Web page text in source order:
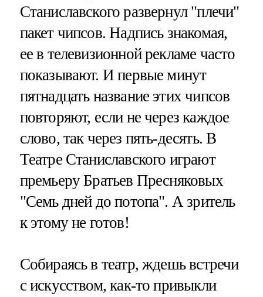
Станиславского развернул "плечи"
пакет чипсов. Надпись знакомая,
ее в телевизионной рекламе часто
показывают. И первые минут
пятнадцать название этих чипсов
повторяют, если не через каждое
слово, так через пять-десять. В
Театре Станиславского играют
премьеру Братьев Пресняковых
"Семь дней до потопа". А зритель
к этому не готов!
Собираясь в театр, ждешь встречи
с искусством, как-то привыкли